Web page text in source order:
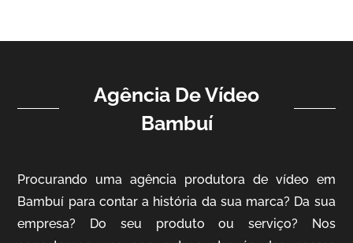
Vídeo Institucional
Agência De Vídeo
Bambuí
Procurando uma agência produtora de vídeo em
Bambuí para contar a história da sua marca? Da sua
empresa? Do seu produto ou serviço? Nos